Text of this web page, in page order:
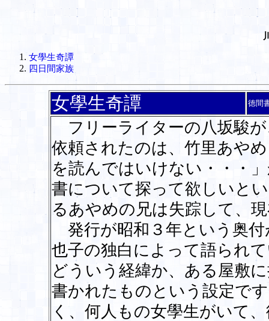
女學生奇譚
四日間家族
女學生奇譚 徳間
フリーライターの八坂駿
依頼されたのは、竹里あや
を読んではいけない・・・
書について探って欲しいと
るあやめの兄は失踪して、
発行が昭和３年という奥
也子の独白によって語られ
どういう経緯か、ある屋敷
書かれたものという設定で
く、何人もの女學生がいて